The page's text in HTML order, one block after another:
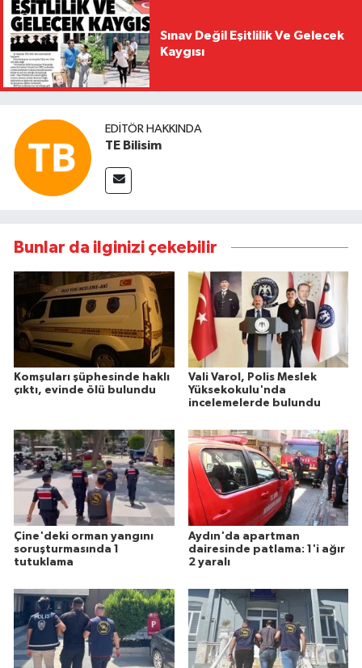
Sınav Değil Eşitlilik Ve Gelecek
Kaygısı
EDITÖR HAKKINDA
TE Bilisim
Bunlar da ilginizi çekebilir
Komşuları şüphesinde haklı
çıktı, evinde ölü bulundu
Vali Varol, Polis Meslek
Yüksekokulu'nda
incelemelerde bulundu
Çine'deki orman yangını
soruşturmasında 1
tutuklama
Aydın'da apartman
dairesinde patlama: 1'i ağır
2 yaralı